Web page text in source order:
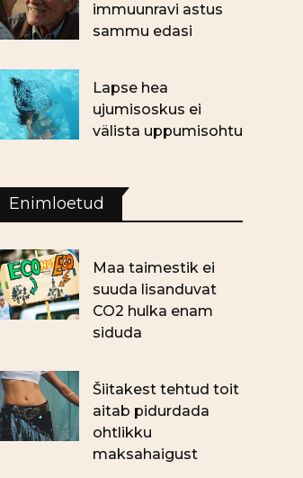
immuunravi astus
sammu edasi
Lapse hea
ujumisoskus ei
välista uppumisohtu
Enimloetud
Maa taimestik ei
suuda lisanduvat
CO2 hulka enam
siduda
Šiitakest tehtud toit
aitab pidurdada
ohtlikku
maksahaigust